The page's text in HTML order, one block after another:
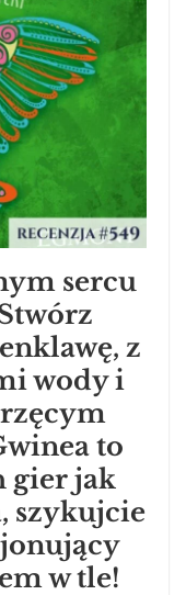
sercu
z
wody i
to
gier jak
szykujcie
w tle!